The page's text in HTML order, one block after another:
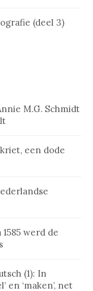
(deel 3)
M.G. Schmidt
een dode
werd de
(1): In
en ‘maken’, net